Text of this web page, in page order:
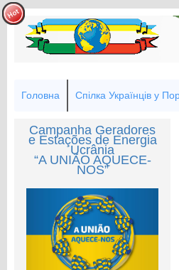
Головна Спілка Українців у
Campanha Geradores
e Estações de Energia
Ucrânia
“A UNIÃO AQUECE-
NOS”